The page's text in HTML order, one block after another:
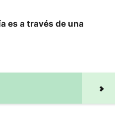
es a través de una